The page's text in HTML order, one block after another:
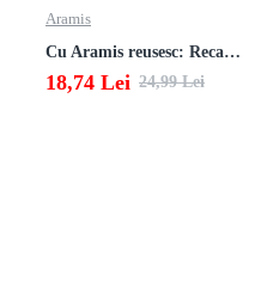
Aramis
Cu Aramis reusesc: Recapitulare si evaluare - Clasa a 4-a (Matematica, Stiinte ale naturii si Educatie civica)
18,74 Lei 24,99 Lei